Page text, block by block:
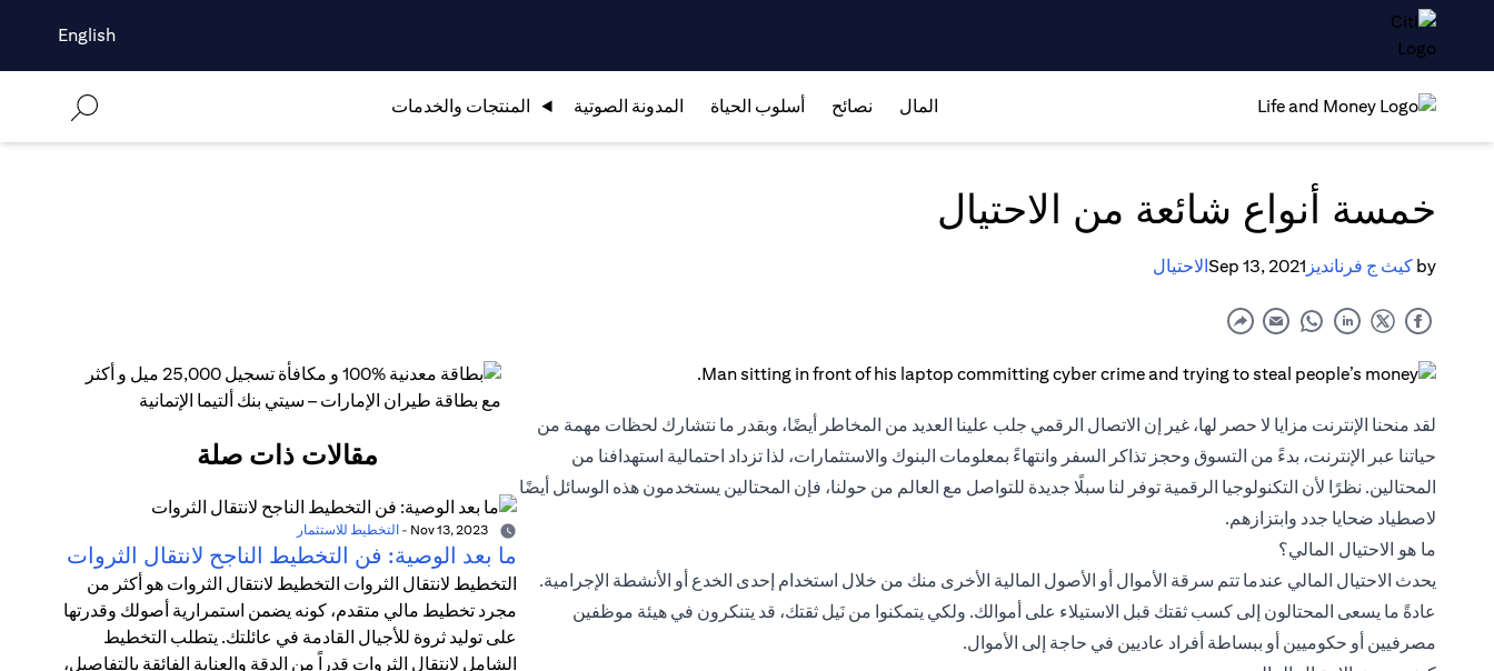
English
المال نصائح أسلوب الحياة المدونة الصوتية المنتجات والخدمات
خمسة أنواع شائعة من الاحتيال
by كيث ج فرنانديز Sep 13, 2021الاحتيال
لقد منحنا الإنترنت مزايا لا حصر لها، غير إن الاتصال الرقمي جلب علينا العديد من المخاطر أيضًا، وبقدر ما نتشارك لحظات مهمة من
حياتنا عبر الإنترنت، بدءً من التسوق وحجز تذاكر السفر وانتهاءً بمعلومات البنوك والاستثمارات، لذا تزداد احتمالية استهدافنا من
المحتالين. نظرًا لأن التكنولوجيا الرقمية توفر لنا سبلًا جديدة للتواصل مع العالم من حولنا، فإن المحتالين يستخدمون هذه الوسائل أيضًا
لاصطياد ضحايا جدد وابتزازهم.
ما هو الاحتيال المالي؟
يحدث الاحتيال المالي عندما تتم سرقة الأموال أو الأصول المالية الأخرى منك من خلال استخدام إحدى الخدع أو الأنشطة الإجرامية.
عادةً ما يسعى المحتالون إلى كسب ثقتك قبل الاستيلاء على أموالك. ولكي يتمكنوا من نَيل ثقتك، قد يتنكرون في هيئة موظفين
مصرفيين أو حكوميين أو ببساطة أفراد عاديين في حاجة إلى الأموال.
مقالات ذات صلة
- التخطيط للاستثمار
ما بعد الوصية: فن التخطيط الناجح لانتقال الثروات
التخطيط لانتقال الثروات التخطيط لانتقال الثروات هو أكثر من
مجرد تخطيط مالي متقدم، كونه يضمن استمرارية أصولك وقدرتها
على توليد ثروة للأجيال القادمة في عائلتك. يتطلب التخطيط
الشامل لانتقال الثروات قدراً من الدقة والعناية الفائقة بالتفاصيل،